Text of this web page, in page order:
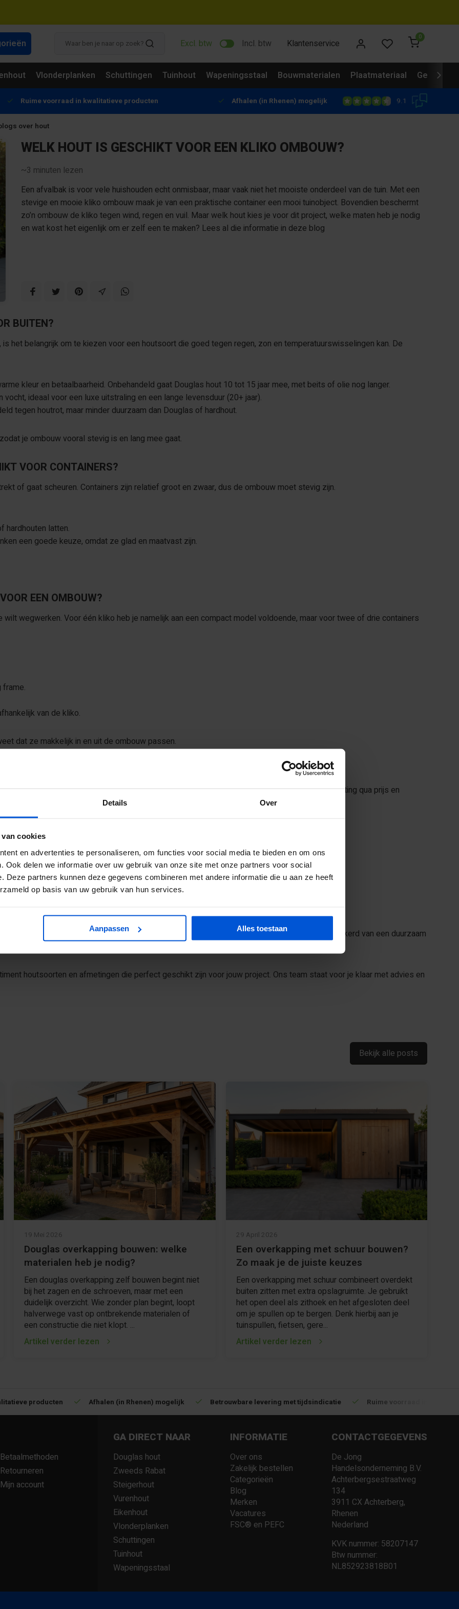
Details Over
cookies
en advertenties te personaliseren, om functies voor social media te bieden en om ons
Ook delen we informatie over uw gebruik van onze site met onze partners voor social
Deze partners kunnen deze gegevens combineren met andere informatie die u aan ze heeft
op basis van uw gebruik van hun services.
Aanpassen Alles toestaan
Excl. btw Incl. btw Klantenservice
0
Vlonderplanken Schuttingen Tuinhout Wapeningsstaal Bouwmaterialen Plaatmateriaal
Ruime voorraad in kwalitatieve producten Afhalen (in Rhenen) mogelijk 9.1
over hout
WELK HOUT IS GESCHIKT VOOR EEN KLIKO OMBOUW?
~3 minuten lezen
Een afvalbak is voor vele huishouden echt onmisbaar, maar vaak niet het mooiste onderdeel van de tuin. Met een
stevige en mooie kliko ombouw maak je van een praktische container een mooi tuinobject. Bovendien beschermt
zo’n ombouw de kliko tegen wind, regen en vuil. Maar welk hout kies je voor dit project, welke maten heb je nodig
en wat kost het eigenlijk om er zelf een te maken? Lees al die informatie in deze blog
BUITEN?
het belangrijk om te kiezen voor een houtsoort die goed tegen regen, zon en temperatuurswisselingen kan. De
kleur en betaalbaarheid. Onbehandeld gaat Douglas hout 10 tot 15 jaar mee, met beits of olie nog langer.
ideaal voor een luxe uitstraling en een lange levensduur (20+ jaar).
tegen houtrot, maar minder duurzaam dan Douglas of hardhout.
je ombouw vooral stevig is en lang mee gaat.
VOOR CONTAINERS?
of gaat scheuren. Containers zijn relatief groot en zwaar, dus de ombouw moet stevig zijn.
hardhouten latten.
een goede keuze, omdat ze glad en maatvast zijn.
EEN OMBOUW?
wilt wegwerken. Voor één kliko heb je namelijk aan een compact model voldoende, maar voor twee of drie containers
van de kliko.
dat ze makkelijk in en uit de ombouw passen.
afmetingen en het aantal containers die je in de ombouw wilt zetten. Hieronder zie je een schatting qua prijs en
voor 2 containers.
langer mee.
met kortere levensduur.
en-klare kopen. Bovendien kun je hem helemaal naar wens ontwerpen.
netjes en stijlvol weg te werken in je tuin. Kies je voor Douglas of hardhout, dan ben je verzekerd van een duurzaam
handigheid maak je zelf een ombouw die jarenlang meegaat.
houtsoorten en afmetingen die perfect geschikt zijn voor jouw project. Ons team staat voor je klaar met advies en
Bekijk alle posts
19 Mei 2026
Douglas overkapping bouwen: welke
materialen heb je nodig?
Een douglas overkapping zelf bouwen begint niet
bij het zagen en de schroeven, maar met een
duidelijk overzicht. Wie zonder plan begint, loopt
halverwege vast op ontbrekende materialen of
een constructie die niet klopt. ...
Artikel verder lezen
29 April 2026
Een overkapping met schuur bouwen?
Zo maak je de juiste keuzes
Een overkapping met schuur combineert overdekt
buiten zitten met extra opslagruimte. Je gebruikt
het open deel als zithoek en het afgesloten deel
om je spullen op te bergen. Denk hierbij aan je
tuinspullen, fietsen, gere...
Artikel verder lezen
producten Afhalen (in Rhenen) mogelijk Betrouwbare levering met tijdsindicatie Ruime voorraad in
Betaalmethoden
Retourneren
Mijn account
GA DIRECT NAAR
Douglas hout
Zweeds Rabat
Steigerhout
Vurenhout
Eikenhout
Vlonderplanken
Schuttingen
Tuinhout
Wapeningsstaal
INFORMATIE
Over ons
Zakelijk bestellen
Categorieën
Blog
Merken
Vacatures
FSC® en PEFC
CONTACTGEGEVENS
De Jong
Handelsonderneming B.V.
Achterbergsestraatweg
134
3911 CX Achterberg,
Rhenen
Nederland
KVK nummer: 58207147
Btw nummer:
NL852923818B01